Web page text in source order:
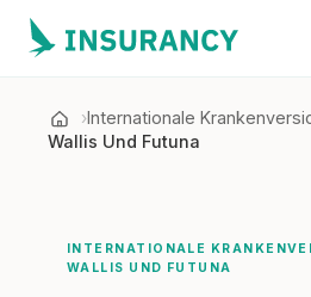
Internationale
Wallis Und Futuna
INTERNATIONALE
WALLIS UND FUTUNA